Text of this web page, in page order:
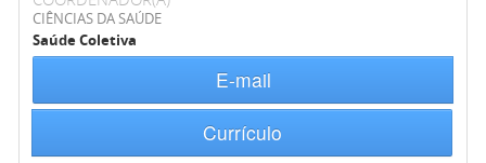
CIÊNCIAS DA SAÚDE
Saúde Coletiva
E-mail
Currículo